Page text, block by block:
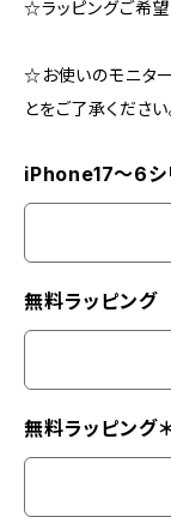
☆ラッピングご希望
☆お使いのモニタ
とをご了承ください
iPhone17〜6シ
無料ラッピング
無料ラッピング